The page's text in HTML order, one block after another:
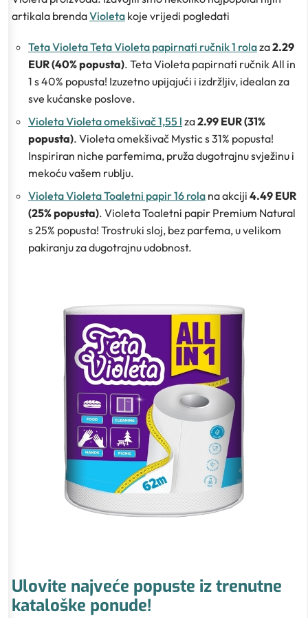
artikala brendaVioleta koje vrijedi pogledati
Teta Violeta Teta Violeta papirnati ručnik 1 rolaza2.29
EUR (40% popusta). Teta Violeta papirnati ručnik All in
1 s 40% popusta! Izuzetno upijajući i izdržljiv, idealan za
sve kućanske poslove.
Violeta Violeta omekšivač 1,55 l za2.99 EUR (31%
popusta). Violeta omekšivač Mystic s 31% popusta!
Inspiriran niche parfemima, pruža dugotrajnu svježinu i
mekoću vašem rublju.
Violeta Violeta Toaletni papir 16 rola na akciji 4.49 EUR
(25% popusta). Violeta Toaletni papir Premium Natural
s 25% popusta! Trostruki sloj, bez parfema, u velikom
pakiranju za dugotrajnu udobnost.
Ulovite najveće popuste iz trenutne
kataloške ponude!